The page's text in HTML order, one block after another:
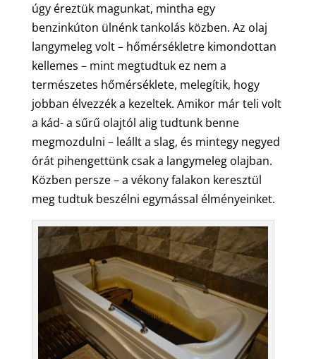
úgy éreztük magunkat, mintha egy
benzinkúton ülnénk tankolás közben. Az olaj
langymeleg volt – hőmérsékletre kimondottan
kellemes – mint megtudtuk ez nem a
természetes hőmérséklete, melegítik, hogy
jobban élvezzék a kezeltek. Amikor már teli volt
a kád- a sűrű olajtól alig tudtunk benne
megmozdulni – leállt a slag, és mintegy negyed
órát pihengettünk csak a langymeleg olajban.
Közben persze – a vékony falakon keresztül
meg tudtuk beszélni egymással élményeinket.